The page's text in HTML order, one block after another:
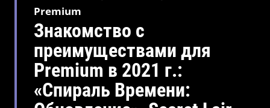
Premium
Знакомство с
преимуществами для
Premium в 2021 г.:
«Спираль Времени: